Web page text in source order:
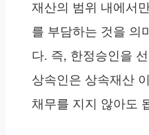
재산의 범위 내에서
를 부담하는 것을 의
다. 즉, 한정승인을
상속인은 상속재산
채무를 지지 않아도